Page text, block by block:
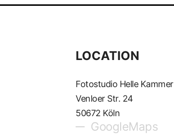
LOCATION
Fotostudio Helle Kammer
Venloer Str. 24
50672 Köln
GoogleMaps